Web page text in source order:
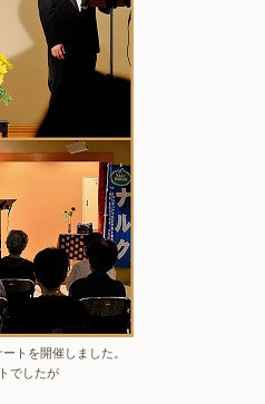
トを開催しました。
でしたが